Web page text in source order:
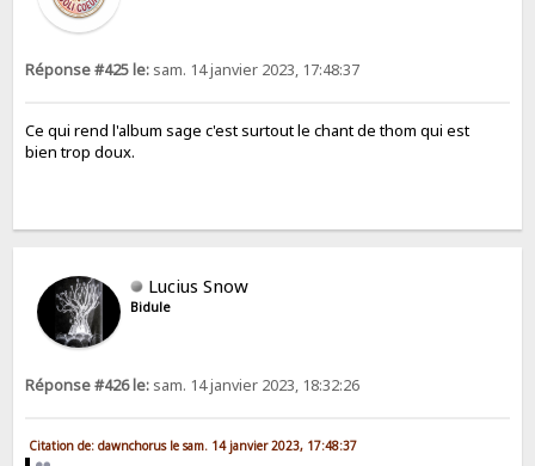
Réponse #425 le: sam. 14 janvier 2023, 17:48:37
Ce qui rend l'album sage c'est surtout le chant de thom qui est
bien trop doux.
Lucius Snow
Bidule
Réponse #426 le: sam. 14 janvier 2023, 18:32:26
Citation de: dawnchorus le sam. 14 janvier 2023, 17:48:37